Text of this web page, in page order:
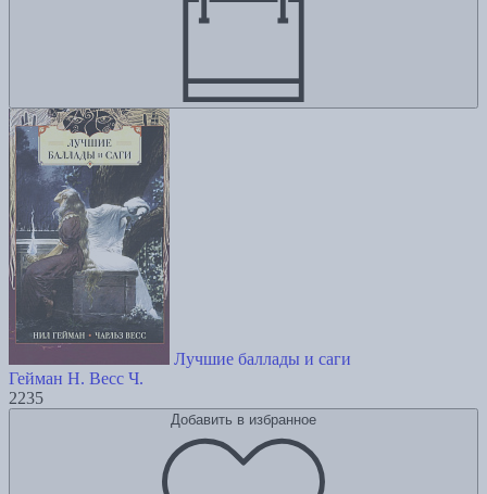
Лучшие баллады и саги
Гейман Н. Весс Ч.
2235
Добавить в избранное